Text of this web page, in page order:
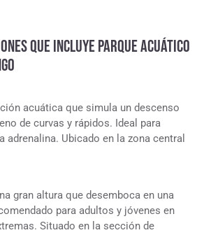
QUE INCLUYE PARQUE ACUÁTICO
acuática que simula un descenso
de curvas y rápidos. Ideal para
adrenalina. Ubicado en la zona central
gran altura que desemboca en una
para adultos y jóvenes en
Situado en la sección de